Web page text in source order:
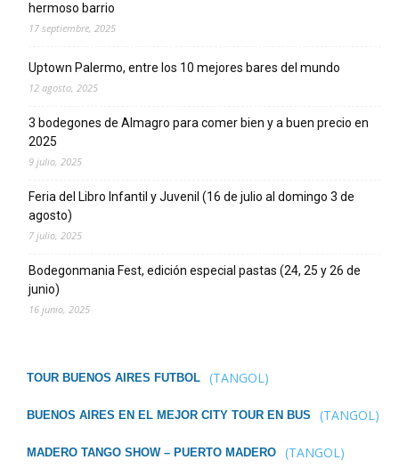
hermoso barrio
17 septiembre, 2025
Uptown Palermo, entre los 10 mejores bares del mundo
12 agosto, 2025
3 bodegones de Almagro para comer bien y a buen precio en
2025
9 julio, 2025
Feria del Libro Infantil y Juvenil (16 de julio al domingo 3 de
agosto)
7 julio, 2025
Bodegonmania Fest, edición especial pastas (24, 25 y 26 de
junio)
16 junio, 2025
TOUR BUENOS AIRES FUTBOL (TANGOL)
BUENOS AIRES EN EL MEJOR CITY TOUR EN BUS (TANGOL)
MADERO TANGO SHOW – PUERTO MADERO (TANGOL)